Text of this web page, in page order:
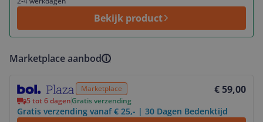
Bekijk product
Marketplace aanbod
Marketplace € 59,00
5 tot 6 dagenGratis verzending
Gratis verzending vanaf € 25,- | 30 Dagen Bedenktijd